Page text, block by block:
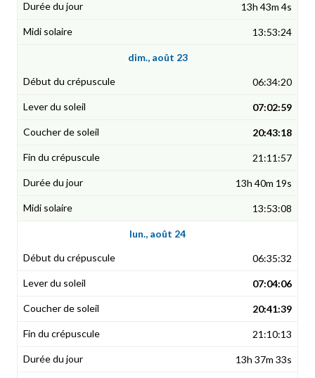
13h 43m 4s
13:53:24
dim., août 23
06:34:20
07:02:59
20:43:18
21:11:57
13h 40m 19s
13:53:08
lun., août 24
06:35:32
07:04:06
20:41:39
21:10:13
13h 37m 33s